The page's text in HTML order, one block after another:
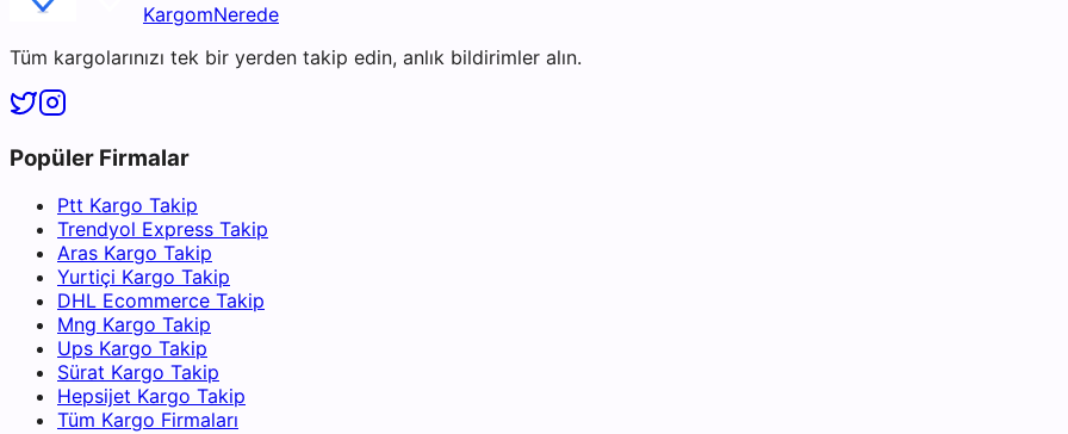
KargomNerede
Tüm kargolarınızı tek bir yerden takip edin, anlık bildirimler alın.
Popüler Firmalar
Ptt Kargo Takip
Trendyol Express Takip
Aras Kargo Takip
Yurtiçi Kargo Takip
DHL Ecommerce Takip
Mng Kargo Takip
Ups Kargo Takip
Sürat Kargo Takip
Hepsijet Kargo Takip
Tüm Kargo Firmaları